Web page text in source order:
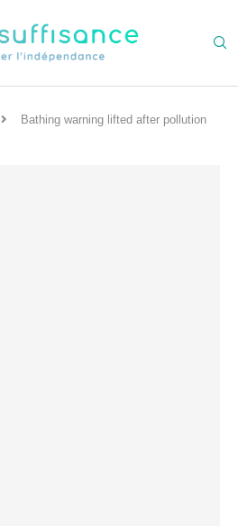
Bathing warning lifted after pollution